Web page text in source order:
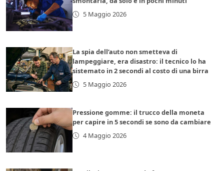
5 Maggio 2026
La spia dell’auto non smetteva di
lampeggiare, era disastro: il tecnico lo ha
sistemato in 2 secondi al costo di una birra
5 Maggio 2026
Pressione gomme: il trucco della moneta
per capire in 5 secondi se sono da cambiare
4 Maggio 2026